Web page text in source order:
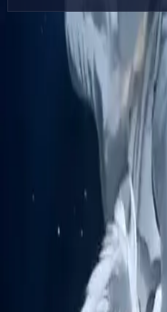
Delphin Studio
Explora flujos inspirados
IA, prompts de imagen,
Kit de flujos
Generar
Chat de prompts
Guía de Precios de